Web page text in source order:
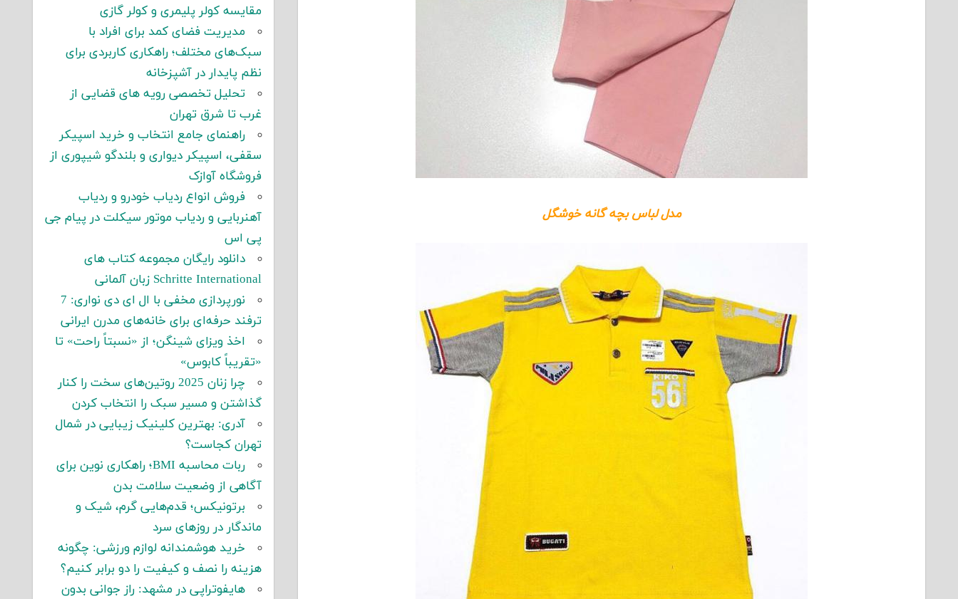
مدل لباس بچه گانه خوشگل
مقایسه کولر پلیمری و کولر گازی
مدیریت فضای کمد برای افراد با
سبک‌های مختلف؛ راهکاری کاربردی برای
نظم پایدار در آشپزخانه
تحلیل تخصصی رویه های قضایی از
غرب تا شرق تهران
راهنمای جامع انتخاب و خرید اسپیکر
سقفی، اسپیکر دیواری و بلندگو شیپوری از
فروشگاه آوازک
فروش انواع ردیاب خودرو و ردیاب
آهنربایی و ردیاب موتور سیکلت در پیام جی
پی اس
دانلود رایگان مجموعه کتاب های
Schritte International زبان آلمانی
نورپردازی مخفی با ال ای دی نواری: 7
ترفند حرفه‌ای برای خانه‌های مدرن ایرانی
اخذ ویزای شینگن؛ از «نسبتاً راحت» تا
«تقریباً کابوس»
چرا زنان 2025 روتین‌های سخت را کنار
گذاشتن و مسیر سبک را انتخاب کردن
آدری: بهترین کلینیک زیبایی در شمال
تهران کجاست؟
ربات محاسبه BMI؛ راهکاری نوین برای
آگاهی از وضعیت سلامت بدن
برتونیکس؛ قدم‌هایی گرم، شیک و
ماندگار در روزهای سرد
خرید هوشمندانه لوازم ورزشی: چگونه
هزینه را نصف و کیفیت را دو برابر کنیم؟
هایفوتراپی در مشهد: راز جوانی بدون